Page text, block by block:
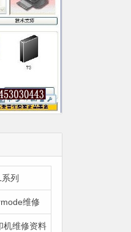
系列
维修
机维修资料